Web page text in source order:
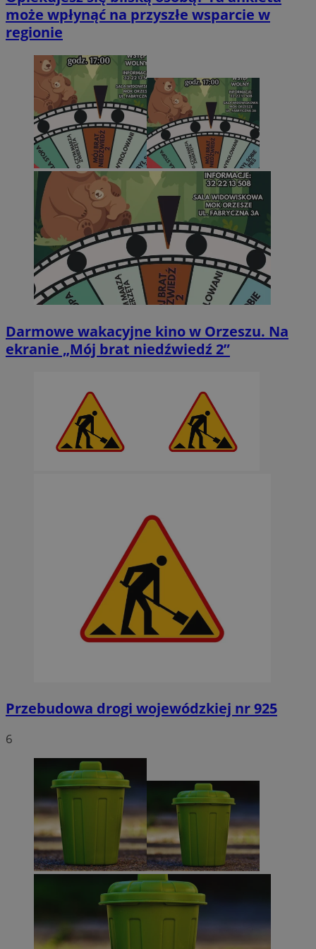
może wpłynąć na przyszłe wsparcie w
regionie
Darmowe wakacyjne kino w Orzeszu. Na
ekranie „Mój brat niedźwiedź 2”
Przebudowa drogi wojewódzkiej nr 925
6